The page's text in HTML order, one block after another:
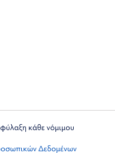
κάθε νόμιμου
Δεδομένων